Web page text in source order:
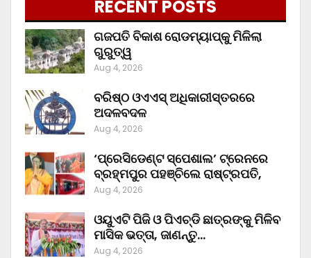
RECENT POSTS
ଗଜପତି ବିକାଶ ରୋଡମ୍ୟାପ୍‌କୁ ମିଳିଲା
ଗୁରୁତ୍ୱ
Aug 4, 2026
ବରିଷ୍ଠ ଓଏଏସ୍‌ ଅଧିକାରୀସ୍ତରରେ
ଅଦଳବଦଳ
Aug 4, 2026
‘ପ୍ରେସିଡେଣ୍ଟ ସ୍ପେଶାଲ’ ଟ୍ରେନରେ
ବ୍ରହ୍ମପୁର ପହଞ୍ଚିଲେ ରାଷ୍ଟ୍ରପତି,
Aug 4, 2026
ଓୟୁଏଟି ପିଜି ଓ ପିଏଚ୍‌ଡି ଛାତ୍ରଙ୍କୁ ମିଳିବ
ମାସିକ ଭତ୍ତା, ଜାଣନ୍ତୁ…
Aug 4, 2026